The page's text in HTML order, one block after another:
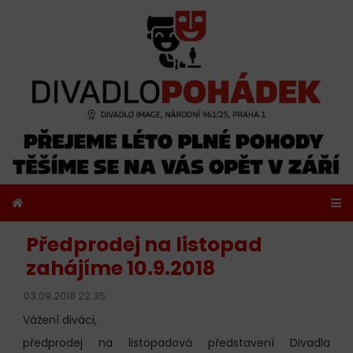
Předprodej na listopad
zahájíme 10.9.2018
03.09.2018 22:35
Vážení diváci,
předprodej na listopadová představení Divadla